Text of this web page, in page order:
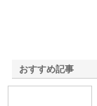
おすすめ記事